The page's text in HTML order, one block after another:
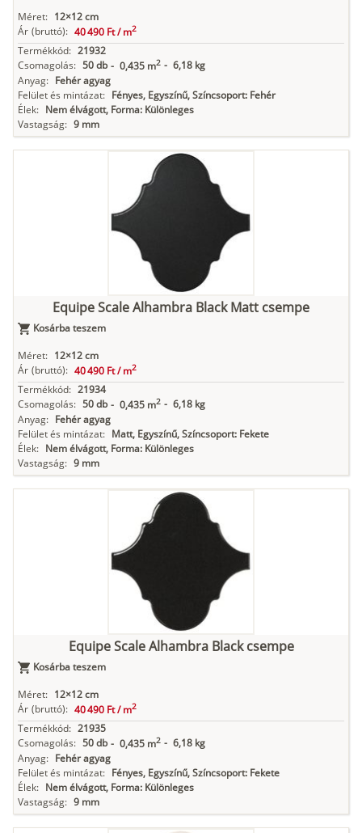
Méret: 12×12 cm
Ár (bruttó): 40 490 Ft /m2
Termékkód: 21932
Csomagolás: 50 db - 0,435 m2 - 6,18 kg
Anyag: Fehér agyag
Felület és mintázat: Fényes, Egyszínű, Színcsoport: Fehér
Élek: Nem élvágott, Forma: Különleges
Vastagság: 9 mm
Equipe Scale Alhambra Black Matt csempe
Kosárba teszem
Méret: 12×12 cm
Ár (bruttó): 40 490 Ft /m2
Termékkód: 21934
Csomagolás: 50 db - 0,435 m2 - 6,18 kg
Anyag: Fehér agyag
Felület és mintázat: Matt, Egyszínű, Színcsoport: Fekete
Élek: Nem élvágott, Forma: Különleges
Vastagság: 9 mm
Equipe Scale Alhambra Black csempe
Kosárba teszem
Méret: 12×12 cm
Ár (bruttó): 40 490 Ft /m2
Termékkód: 21935
Csomagolás: 50 db - 0,435 m2 - 6,18 kg
Anyag: Fehér agyag
Felület és mintázat: Fényes, Egyszínű, Színcsoport: Fekete
Élek: Nem élvágott, Forma: Különleges
Vastagság: 9 mm